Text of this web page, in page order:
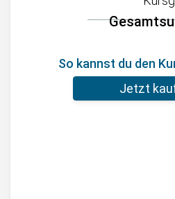
So kannst du den
Jetzt